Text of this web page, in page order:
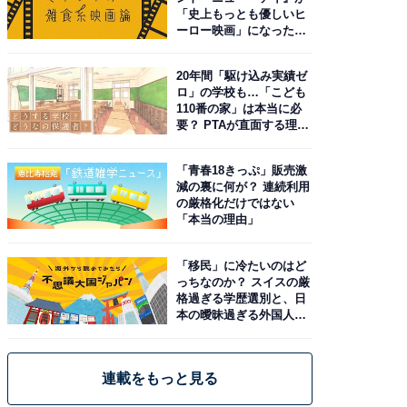
「史上もっとも優しいヒ
ーロー映画」になった理
20年間「駆け込み実績ゼ
ロ」の学校も…「こども
110番の家」は本当に必
要？ PTAが直面する理想
「青春18きっぷ」販売激
減の裏に何が？ 連続利用
の厳格化だけではない
「本当の理由」
「移民」に冷たいのはど
っちなのか？ スイスの厳
格過ぎる学歴選別と、日
本の曖昧過ぎる外国人政
連載をもっと見る